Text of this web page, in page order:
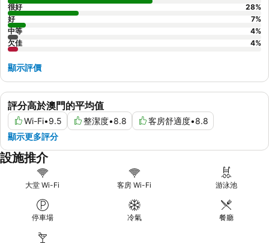
評分高於澳門的平均值
Wi-Fi•9.5 整潔度•8.8 客房舒適度•8.8
顯示更多評分
很好
28%
好
7%
中等
4%
欠佳
4%
顯示評價
設施推介
大堂 Wi-Fi 客房 Wi-Fi 游泳池
停車場 冷氣 餐廳